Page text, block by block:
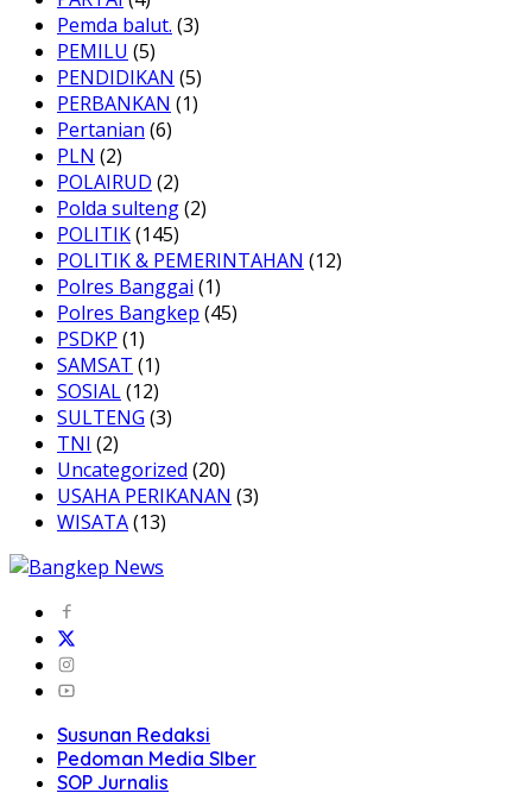
Pemda balut. (3)
PEMILU (5)
PENDIDIKAN (5)
PERBANKAN (1)
Pertanian (6)
PLN (2)
POLAIRUD (2)
Polda sulteng(2)
POLITIK(145)
POLITIK & PEMERINTAHAN (12)
Polres Banggai (1)
Polres Bangkep (45)
PSDKP (1)
SAMSAT (1)
SOSIAL(12)
SULTENG (3)
TNI (2)
Uncategorized (20)
USAHA PERIKANAN (3)
WISATA(13)
Susunan Redaksi
Pedoman Media SIber
SOP Jurnalis